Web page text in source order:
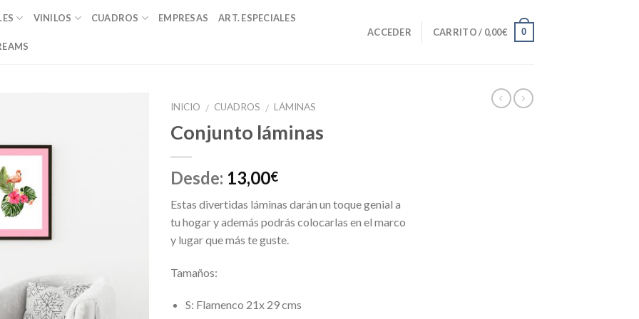
VINILOS CUADROS EMPRESAS ART. ESPECIALES
ACCEDER CARRITO / 0,00€ 0
INICIO / CUADROS / LÁMINAS
Conjunto láminas
Desde: 13,00€
Estas divertidas láminas darán un toque genial a
tu hogar y además podrás colocarlas en el marco
y lugar que más te guste.
Tamaños:
S: Flamenco 21x 29 cms